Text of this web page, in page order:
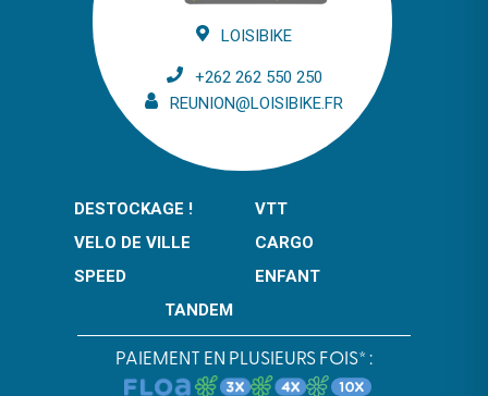
LOISIBIKE
+262 262 550 250
REUNION@LOISIBIKE.FR
DESTOCKAGE !
VTT
VELO DE VILLE
CARGO
SPEED
ENFANT
TANDEM
PAIEMENT EN PLUSIEURS FOIS* :